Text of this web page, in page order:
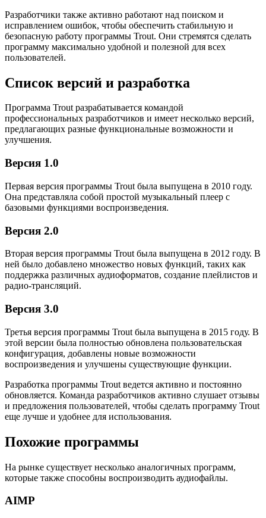
Разработчики также активно работают над поиском и
исправлением ошибок, чтобы обеспечить стабильную и
безопасную работу программы Trout. Они стремятся сделать
программу максимально удобной и полезной для всех
пользователей.
Список версий и разработка
Программа Trout разрабатывается командой
профессиональных разработчиков и имеет несколько версий,
предлагающих разные функциональные возможности и
улучшения.
Версия 1.0
Первая версия программы Trout была выпущена в 2010 году.
Она представляла собой простой музыкальный плеер с
базовыми функциями воспроизведения.
Версия 2.0
Вторая версия программы Trout была выпущена в 2012 году. В
ней было добавлено множество новых функций, таких как
поддержка различных аудиоформатов, создание плейлистов и
радио-трансляций.
Версия 3.0
Третья версия программы Trout была выпущена в 2015 году. В
этой версии была полностью обновлена пользовательская
конфигурация, добавлены новые возможности
воспроизведения и улучшены существующие функции.
Разработка программы Trout ведется активно и постоянно
обновляется. Команда разработчиков активно слушает отзывы
и предложения пользователей, чтобы сделать программу Trout
еще лучше и удобнее для использования.
Похожие программы
На рынке существует несколько аналогичных программ,
которые также способны воспроизводить аудиофайлы.
AIMP